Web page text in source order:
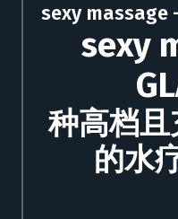
sexy massage
sexy
种高档
的水